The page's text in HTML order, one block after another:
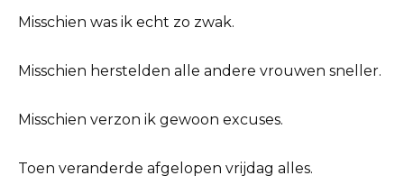
Misschien was ik echt zo zwak.
Misschien herstelden alle andere vrouwen sneller.
Misschien verzon ik gewoon excuses.
Toen veranderde afgelopen vrijdag alles.